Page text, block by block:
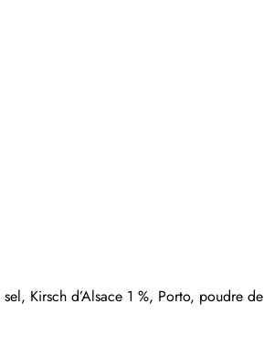
Kirsch d’Alsace 1 %, Porto, poudre de